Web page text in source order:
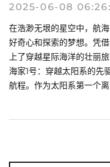
2025-06-08
在浩渺无垠的星空中，航
好奇心和探索的梦想。凭
上了穿越星际海洋的壮丽
海家1号：穿越太阳系的先
航程。作为太阳系第一个